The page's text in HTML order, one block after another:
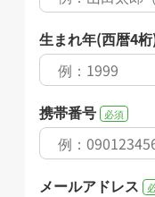
生まれ年(西暦4
携帯番号 必須
メールアドレス